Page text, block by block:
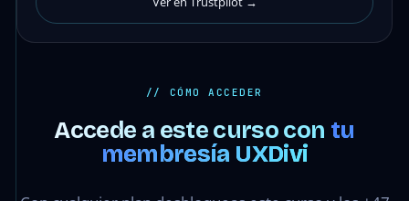
// CÓMO ACCEDER
Accede a este curso con tu
membresía UXDivi